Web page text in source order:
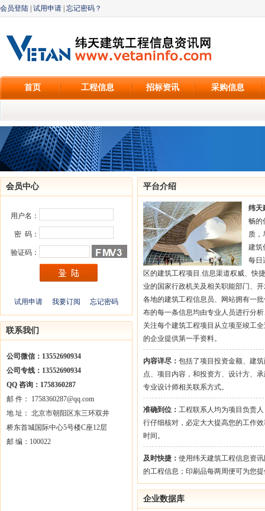
会员登陆 试用申请 忘记密码？
首页 工程信息 招标资讯 采购信息
会员中心
用户名：
密 码：
验证码：
试用申请 我要订阅 忘记密码
联系我们
公司微信：13552690934
公司专线：13552690934
QQ 咨询：1758360287
邮 件： 1758360287@qq.com
地 址： 北京市朝阳区东三环双井
桥东首城国际中心5号楼C座12层
邮 编：100022
平台介绍
纬天
畅的
质，
建筑
每日
区的建筑工程项目.信息渠道权威、快
业的国家行政机关及相关职能部门、
各地的建筑工程信息员、网站拥有一
布的每一条信息均由专业人员进行分
关注每个建筑工程项目从立项至竣工
的企业提供第一手资料。
内容详尽： 包括了项目投资金额、建
点、项目内容，和投资方、设计方、
专业设计师相关联系方式。
准确到位： 工程联系人均为项目负责
行仔细核对，必定大大提高您的工作
时间。
及时快捷： 使用纬天建筑工程信息资
的工程信息；印刷品每两周便可为您
企业数据库